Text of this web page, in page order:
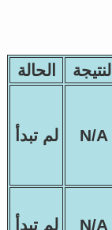
النتيجة الحالة
N/A لم تبدأ
N/A لم تبدأ